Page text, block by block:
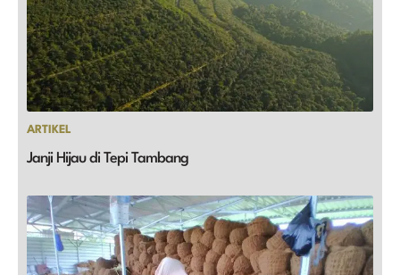
ARTIKEL
Janji Hijau di Tepi Tambang